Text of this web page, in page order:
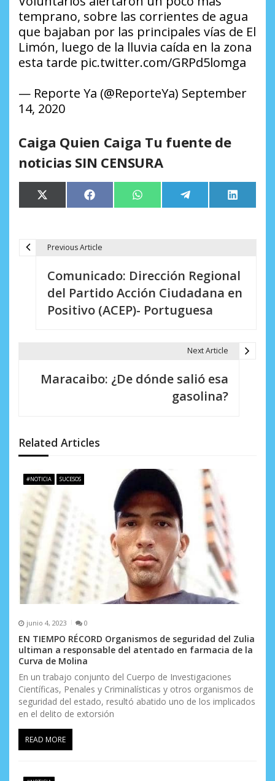
temprano, sobre las corrientes de agua
que bajaban por las principales vías de El
Limón, luego de la lluvia caída en la zona
esta tarde pic.twitter.com/GRPd5lomga
— Reporte Ya (@ReporteYa) September
14, 2020
Caiga Quien Caiga Tu fuente de
noticias SIN CENSURA
Compartir
en
X
(Twitter)
Compartir
en
Facebook Compartir
en
WhatsApp Compartir
en
Telegram
en
LinkedIn
ó
n
d
n
t
r
d
a
s
Previous Article
Comunicado: Dirección Regional
del Partido Acción Ciudadana en
Positivo (ACEP)- Portuguesa
Next Article
Maracaibo: ¿De dónde salió esa
gasolina?
Related Articles
#NOTICIA SUCESOS
junio 4, 2023 0
EN TIEMPO RÉCORD Organismos de seguridad del Zulia
ultiman a responsable del atentado en farmacia de la
Curva de Molina
En un trabajo conjunto del Cuerpo de Investigaciones
Científicas, Penales y Criminalísticas y otros organismos de
seguridad del estado, resultó abatido uno de los implicados
en el delito de extorsión
READ MORE